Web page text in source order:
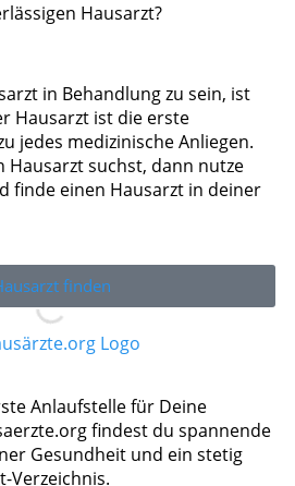
Hausarzt?
in Behandlung zu sein, ist
Hausarzt ist die erste
jedes medizinische Anliegen.
Hausarzt suchst, dann nutze
finde einen Hausarzt in deiner
finden
Anlaufstelle für Deine
findest du spannende
Gesundheit und ein stetig
Verzeichnis.